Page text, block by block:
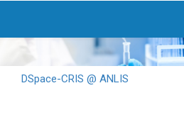
DSpace-CRIS @ ANLIS